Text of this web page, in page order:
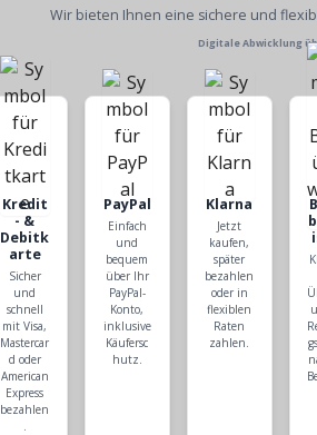
Wir bieten Ihnen eine sichere und
Digitale Abwicklung
Kredit
- &
Debitk
arte
Sicher
und
schnell
mit Visa,
Mastercar
d oder
American
Express
bezahlen
.
PayPal
Einfach
und
bequem
über Ihr
PayPal-
Konto,
inklusive
Käufersc
hutz.
Klarna
Jetzt
kaufen,
später
bezahlen
oder in
flexiblen
Raten
zahlen.